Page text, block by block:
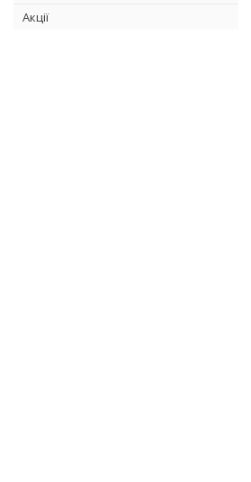
Акції